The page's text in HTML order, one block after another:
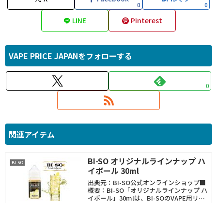
0 0
LINE Pinterest
VAPE PRICE JAPANをフォローする
0
関連アイテム
BI-SO
BI-SO オリジナルラインナップ ハ
イボール 30ml
出典元：BI-SO公式オンラインショップ■
概要：BI-SO「オリジナルラインナップ ハ
イボール」30mlは、BI-SOのVAPE用リキ